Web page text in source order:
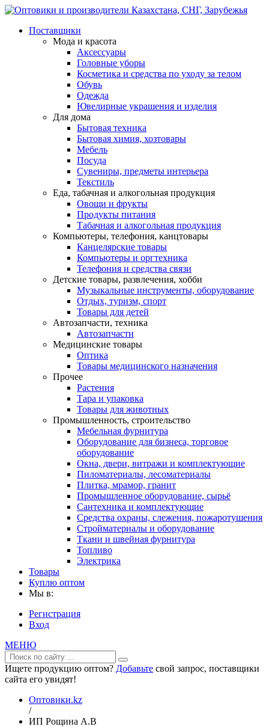
Поставщики
Мода и красота
Аксессуары
Головные уборы
Косметика и средства по уходу за телом
Обувь
Одежда
Ювелирные украшения и изделия
Для дома
Бытовая техника
Бытовая химия, хозтовары
Мебель
Посуда
Сувениры, предметы интерьера
Текстиль
Еда, табачная и алкогольная продукция
Овощи и фрукты
Продукты питания
Табачная и алкогольная продукция
Компьютеры, телефония, канцтовары
Канцелярские товары
Компьютеры и оргтехника
Телефония и средства связи
Детские товары, развлечения, хобби
Музыкальные инструменты, оборудование
Отдых, туризм, спорт
Товары для детей
Автозапчасти, техника
Автозапчасти
Медицинские товары
Оптика
Товары медицинского назначения
Прочее
Растения
Тара и упаковка
Товары для животных
Промышленность, строительство
Мебельная фурнитура
Оборудование для бизнеса, торговое
оборудование
Окна, двери, витражи и комплектующие
Пиломатериалы, лесоматериалы
Плитка, мрамор, гранит
Промышленное оборудование, сырьё
Сантехника и комплектующие
Средства охраны, слежения, пожаротушения
Стройматериалы и оборудование
Ткани и швейная фурнитура
Топливо
Электрика
Товары
Куплю оптом
Мы в:
Регистрация
Вход
МЕНЮ
Ищете продукцию оптом? Добавьте свой запрос, поставщики
сайта его увидят!
Оптовики.kz
/
ИП Рощина А.В